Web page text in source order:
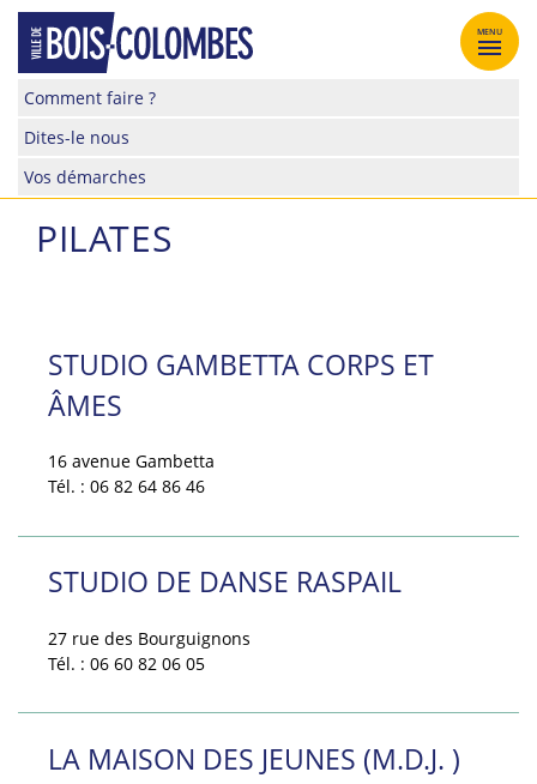
Skip
content
Site
de
la
Bois-
Comment faire ?
Dites-le nous
Vos démarches
MENU
PILATES
STUDIO GAMBETTA CORPS ET
ÂMES
16 avenue Gambetta
Tél. : 06 82 64 86 46
STUDIO DE DANSE RASPAIL
27 rue des Bourguignons
Tél. : 06 60 82 06 05
LA MAISON DES JEUNES (M.D.J. )